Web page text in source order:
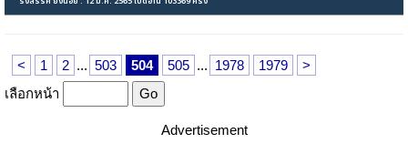
< 1 2 ... 503 504 505 ... 1978 1979
>
เลือกหน้า
Advertisement